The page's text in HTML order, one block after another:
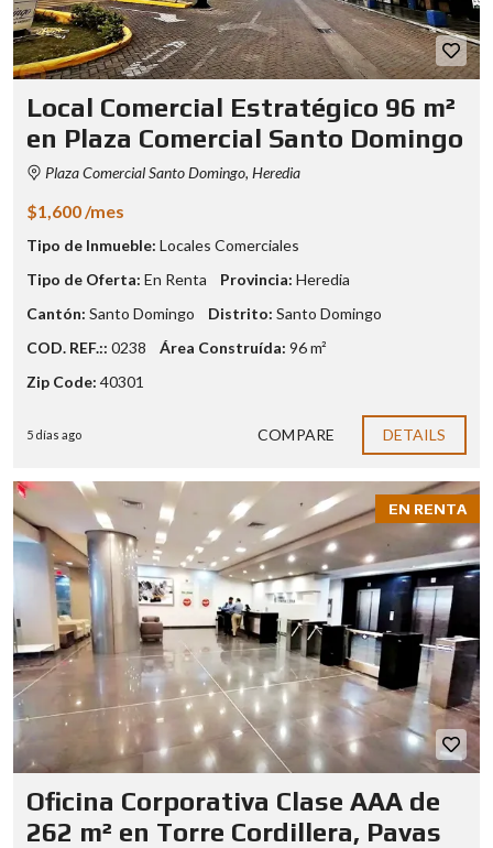
Local Comercial Estratégico 96 m²
en Plaza Comercial Santo Domingo
Plaza Comercial Santo Domingo, Heredia
$1,600 /mes
Tipo de Inmueble: Locales Comerciales
Tipo de Oferta: En Renta Provincia: Heredia
Cantón: Santo Domingo Distrito: Santo Domingo
COD. REF.:: 0238 Área Construída: 96 m²
Zip Code: 40301
5 días ago COMPARE DETAILS
EN RENTA
Oficina Corporativa Clase AAA de
262 m² en Torre Cordillera, Pavas